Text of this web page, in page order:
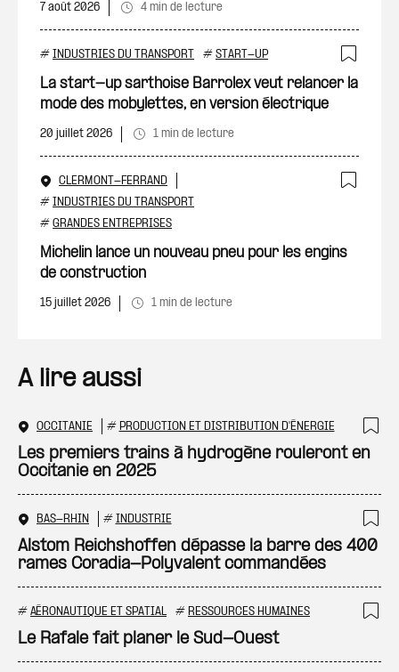
7 août 2026 4 min de lecture
# INDUSTRIES DU TRANSPORT # START-UP
La start-up sarthoise Barrolex veut relancer la
mode des mobylettes, en version électrique
20 juillet 2026 1 min de lecture
CLERMONT-FERRAND
# INDUSTRIES DU TRANSPORT
# GRANDES ENTREPRISES
Michelin lance un nouveau pneu pour les engins
de construction
15 juillet 2026 1 min de lecture
A lire aussi
OCCITANIE # PRODUCTION ET DISTRIBUTION D'ÉNERGIE
Les premiers trains à hydrogène rouleront en
Occitanie en 2025
BAS-RHIN # INDUSTRIE
Alstom Reichshoffen dépasse la barre des 400
rames Coradia-Polyvalent commandées
# AÉRONAUTIQUE ET SPATIAL # RESSOURCES HUMAINES
Le Rafale fait planer le Sud-Ouest